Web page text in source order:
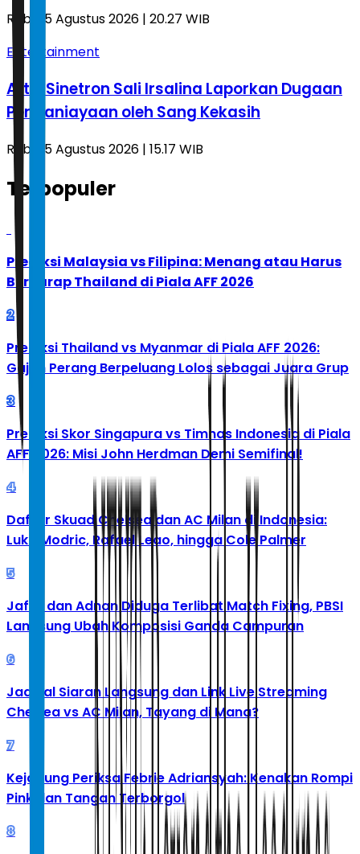
Rabu, 5 Agustus 2026 | 20.27 WIB
Entertainment
Artis Sinetron Sali Irsalina Laporkan Dugaan
Penganiayaan oleh Sang Kekasih
Rabu, 5 Agustus 2026 | 15.17 WIB
Terpopuler
Prediksi Malaysia vs Filipina: Menang atau Harus
Berharap Thailand di Piala AFF 2026
2
Prediksi Thailand vs Myanmar di Piala AFF 2026:
Gajah Perang Berpeluang Lolos sebagai Juara Grup
3
Prediksi Skor Singapura vs Timnas Indonesia di Piala
AFF 2026: Misi John Herdman Demi Semifinal!
4
Daftar Skuad Chelsea dan AC Milan di Indonesia:
Luka Modric, Rafael Leao, hingga Cole Palmer
5
Jafar dan Adnan Diduga Terlibat Match Fixing, PBSI
Langsung Ubah Komposisi Ganda Campuran
6
Jadwal Siaran Langsung dan Link Live Streaming
Chelsea vs AC Milan, Tayang di Mana?
7
Kejagung Periksa Febrie Adriansyah: Kenakan Rompi
Pink dan Tangan Terborgol
8